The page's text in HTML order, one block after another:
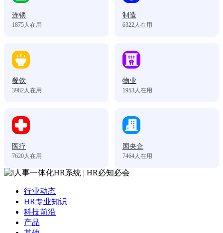
连锁
1875 人在用
制造
6322 人在用
餐饮
3982 人在用
物业
1953 人在用
医疗
7620 人在用
国央企
7464 人在用
行业动态
HR专业知识
科技前沿
产品